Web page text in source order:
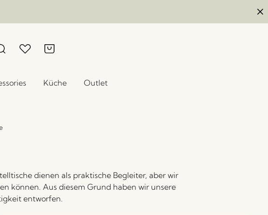
Küche Outlet
dienen als praktische Begleiter, aber wir
können. Aus diesem Grund haben wir unsere
entworfen.